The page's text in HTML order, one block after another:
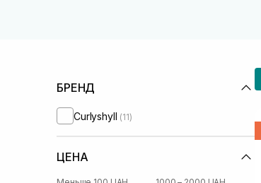
БРЕНД
Curlyshyll (11)
ЦЕНА